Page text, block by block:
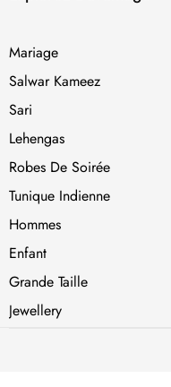
Mariage
Salwar Kameez
Sari
Lehengas
Robes De Soirée
Tunique Indienne
Hommes
Enfant
Grande Taille
Jewellery